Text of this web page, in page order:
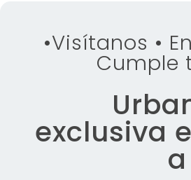
•Visítanos •
Cumple
exclusiva